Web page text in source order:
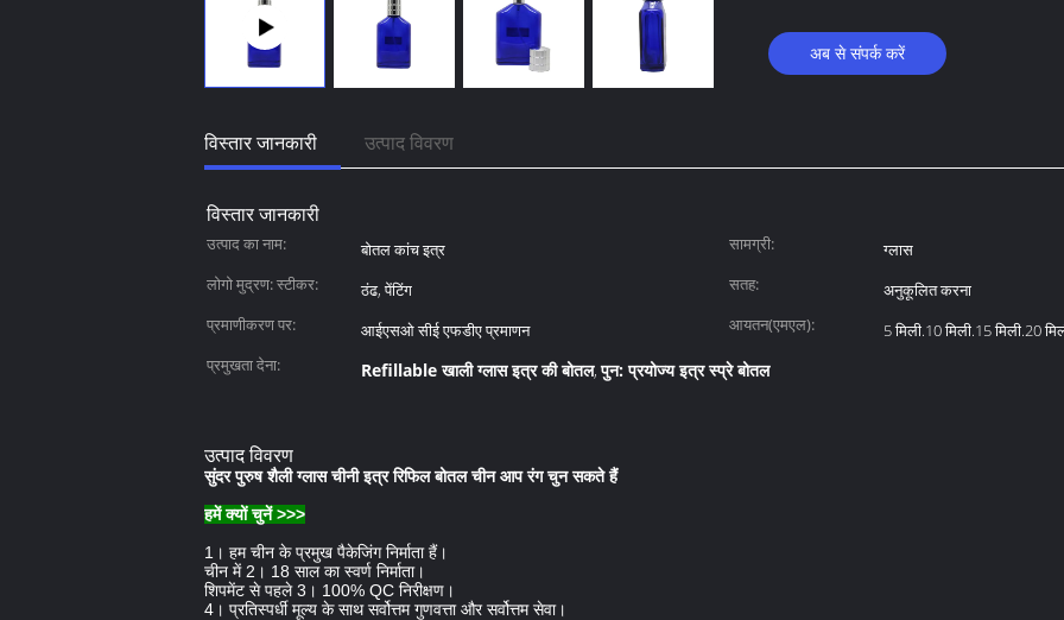
अब से संपर्क करें
विस्तार जानकारी उत्पाद विवरण
विस्तार जानकारी
उत्पाद का नाम: बोतल कांच इत्र सामग्री:
ग्लास
लोगो मुद्रण: स्टीकर:
ठंढ, पेंटिंग सतह:
अनुकूलित करना
प्रमाणीकरण पर:
आईएसओ सीई एफडीए प्रमाणन आयतन(एमएल):
5 मिली.10 मिली.15 मिली.20
प्रमुखता देना:
Refillable खाली ग्लास इत्र की बोतल,पुन: प्रयोज्य इत्र स्प्रे बोतल
उत्पाद विवरण
सुंदर पुरुष शैली ग्लास चीनी इत्र रिफिल बोतल चीन आप रंग चुन सकते हैं
हमें क्यों चुनें >>>
1। हम चीन के प्रमुख पैकेजिंग निर्माता हैं।
चीन में 2। 18 साल का स्वर्ण निर्माता।
शिपमेंट से पहले 3। 100% QC निरीक्षण।
4। प्रतिस्पर्धी मूल्य के साथ सर्वोत्तम गुणवत्ता और सर्वोत्तम सेवा।